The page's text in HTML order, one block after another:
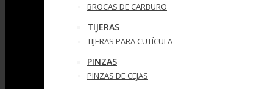
BROCAS DE CARBURO
TIJERAS
TIJERAS PARA CUTÍCULA
PINZAS
PINZAS DE CEJAS